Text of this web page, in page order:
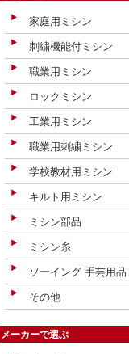
家庭用ミシン
刺繍機能付ミシン
職業用ミシン
ロックミシン
工業用ミシン
職業用刺繍ミシン
学校教材用ミシン
キルト用ミシン
ミシン部品
ミシン糸
ソーイング 手芸用品
その他
メーカーで選ぶ